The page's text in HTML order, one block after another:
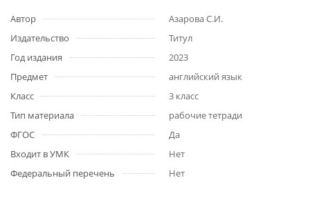
Автор
Азарова С.И.
Издательство
Титул
Год издания
2023
Предмет
английский язык
Класс
3 класс
Тип материала
рабочие тетради
ФГОС
Да
Входит в УМК
Нет
Федеральный перечень
Нет